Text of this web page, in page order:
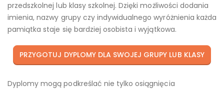
przedszkolnej lub klasy szkolnej. Dzięki możliwości dodania
imienia, nazwy grupy czy indywidualnego wyróżnienia każda
pamiątka staje się bardziej osobista i wyjątkowa.
PRZYGOTUJ DYPLOMY DLA SWOJEJ GRUPY LUB KLASY
Dyplomy mogą podkreślać nie tylko osiągnięcia